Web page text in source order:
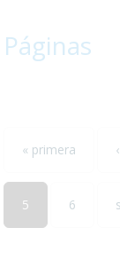
Páginas
« primera
5 6